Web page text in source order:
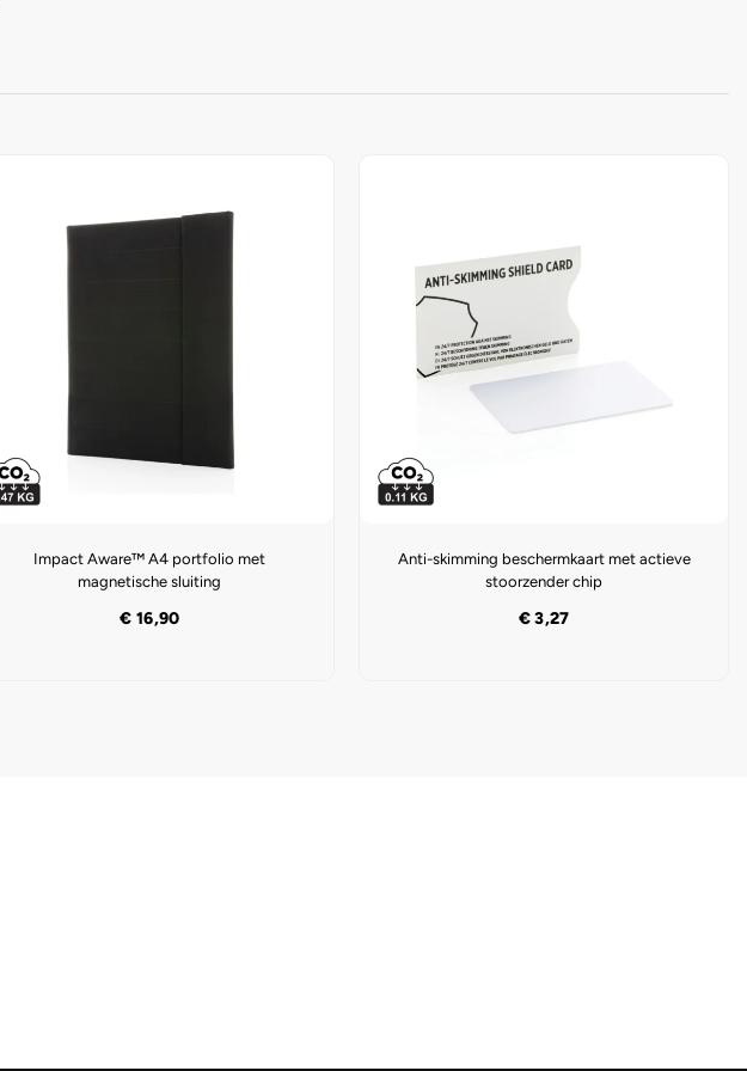
Impact Aware™ A4 portfolio met
magnetische sluiting
€ 16,90
Anti-skimming beschermkaart met actieve
stoorzender chip
€3,27